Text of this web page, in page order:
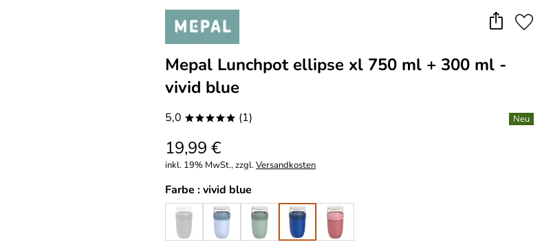
Mepal Lunchpot ellipse xl 750 ml + 300 ml -
vivid blue
5,0 ***** (1)
19,99 €
inkl. 19% MwSt., zzgl.Versandkosten
Farbe :vivid blue